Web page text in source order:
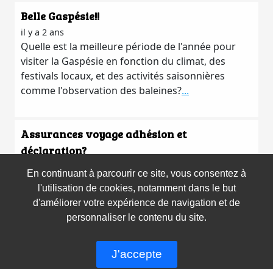
Belle Gaspésie!!
il y a 2 ans
Quelle est la meilleure période de l'année pour
visiter la Gaspésie en fonction du climat, des
festivals locaux, et des activités saisonnières
comme l'observation des baleines?...
Assurances voyage adhésion et
déclaration?
il y a 2 ans
Est-il nécessaire de déclarer des conditions
médicales préexistantes lors de la souscription à
une assurance voyage?...
Voir plus de messages
En continuant à parcourir ce site, vous consentez à
l'utilisation de cookies, notamment dans le but
d'améliorer votre expérience de navigation et de
personnaliser le contenu du site.
J'accepte